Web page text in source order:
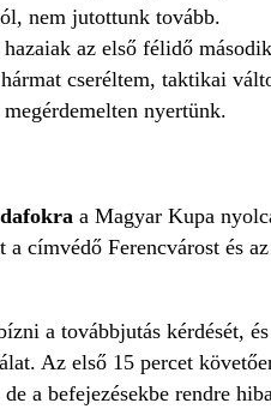
nem jutottunk tovább.
az első félidő
cseréltem, taktikai
nyertünk.
a Magyar Kupa
címvédő Ferencvárost és
a továbbjutás kérdését,
Az első 15 percet
a befejezésekbe rendre